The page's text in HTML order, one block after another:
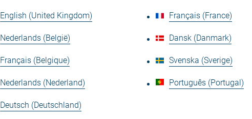
English (United Kingdom)
Nederlands (België)
Français (Belgique)
Nederlands (Nederland)
Deutsch (Deutschland)
Français (France)
Dansk (Danmark)
Svenska (Sverige)
Português (Portugal)
Manutention Et Stockage Le Guide
Façade Colourful Impressions Mroo3 17